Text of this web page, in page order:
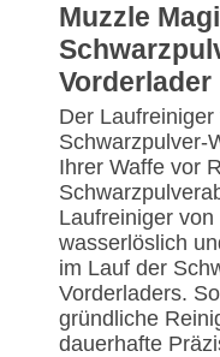
Muzzle
Vorderlader
Der
Schwarzpulver-
Ihrer Waffe vor
Laufreiniger
wasserlöslich
im Lauf der
Vorderladers.
gründliche
dauerhafte